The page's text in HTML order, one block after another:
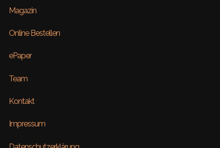
Magazin
Online Bestellen
ePaper
Team
Kontakt
Impressum